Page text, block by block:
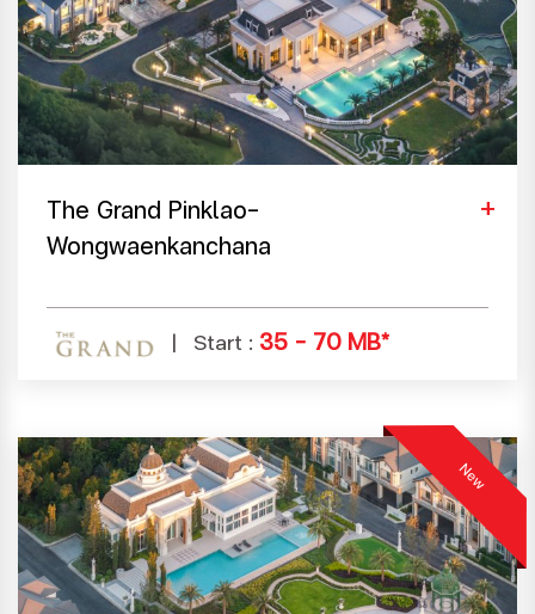
The Grand Pinklao-
Wongwaenkanchana
Start : 35 - 70 MB*
New